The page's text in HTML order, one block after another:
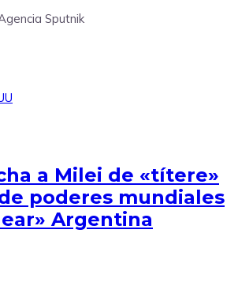
Sputnik
a Milei de «títere»
poderes mundiales
Argentina